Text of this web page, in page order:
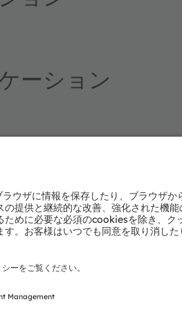
ーション
レターを申し